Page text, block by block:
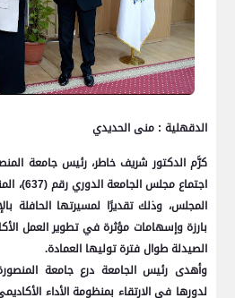
الدقهلية : منى الحديدي
كرَّم الدكتور شريف خاطر، رئيس جامعة
اجتماع
المجلس، وذلك تقديرًا لمسيرتها الحافلة
بارزة وإسهامات مؤثرة في تطوير العمل
الصيدلة طوال فترة توليها العمادة.
وأهدى رئيس الجامعة درع جامعة
لدورها في الارتقاء بمنظومة الأداء